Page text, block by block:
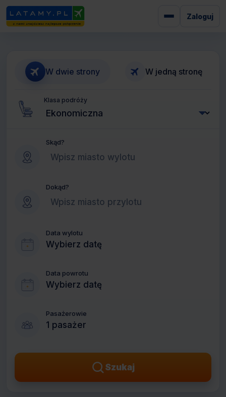
Zaloguj
W dwie strony W jedną stronę
Klasa podróży
Skąd?
Dokąd?
Data wylotu
Wybierz datę
Data powrotu
Wybierz datę
Pasażerowie
1 pasażer
Szukaj